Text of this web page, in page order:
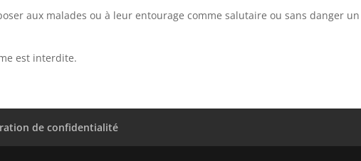
aux malades ou à leur entourage comme salutaire ou sans danger
est interdite.
de confidentialité